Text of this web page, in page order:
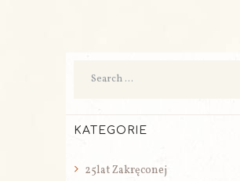
KATEGORIE
25lat Zakręconej